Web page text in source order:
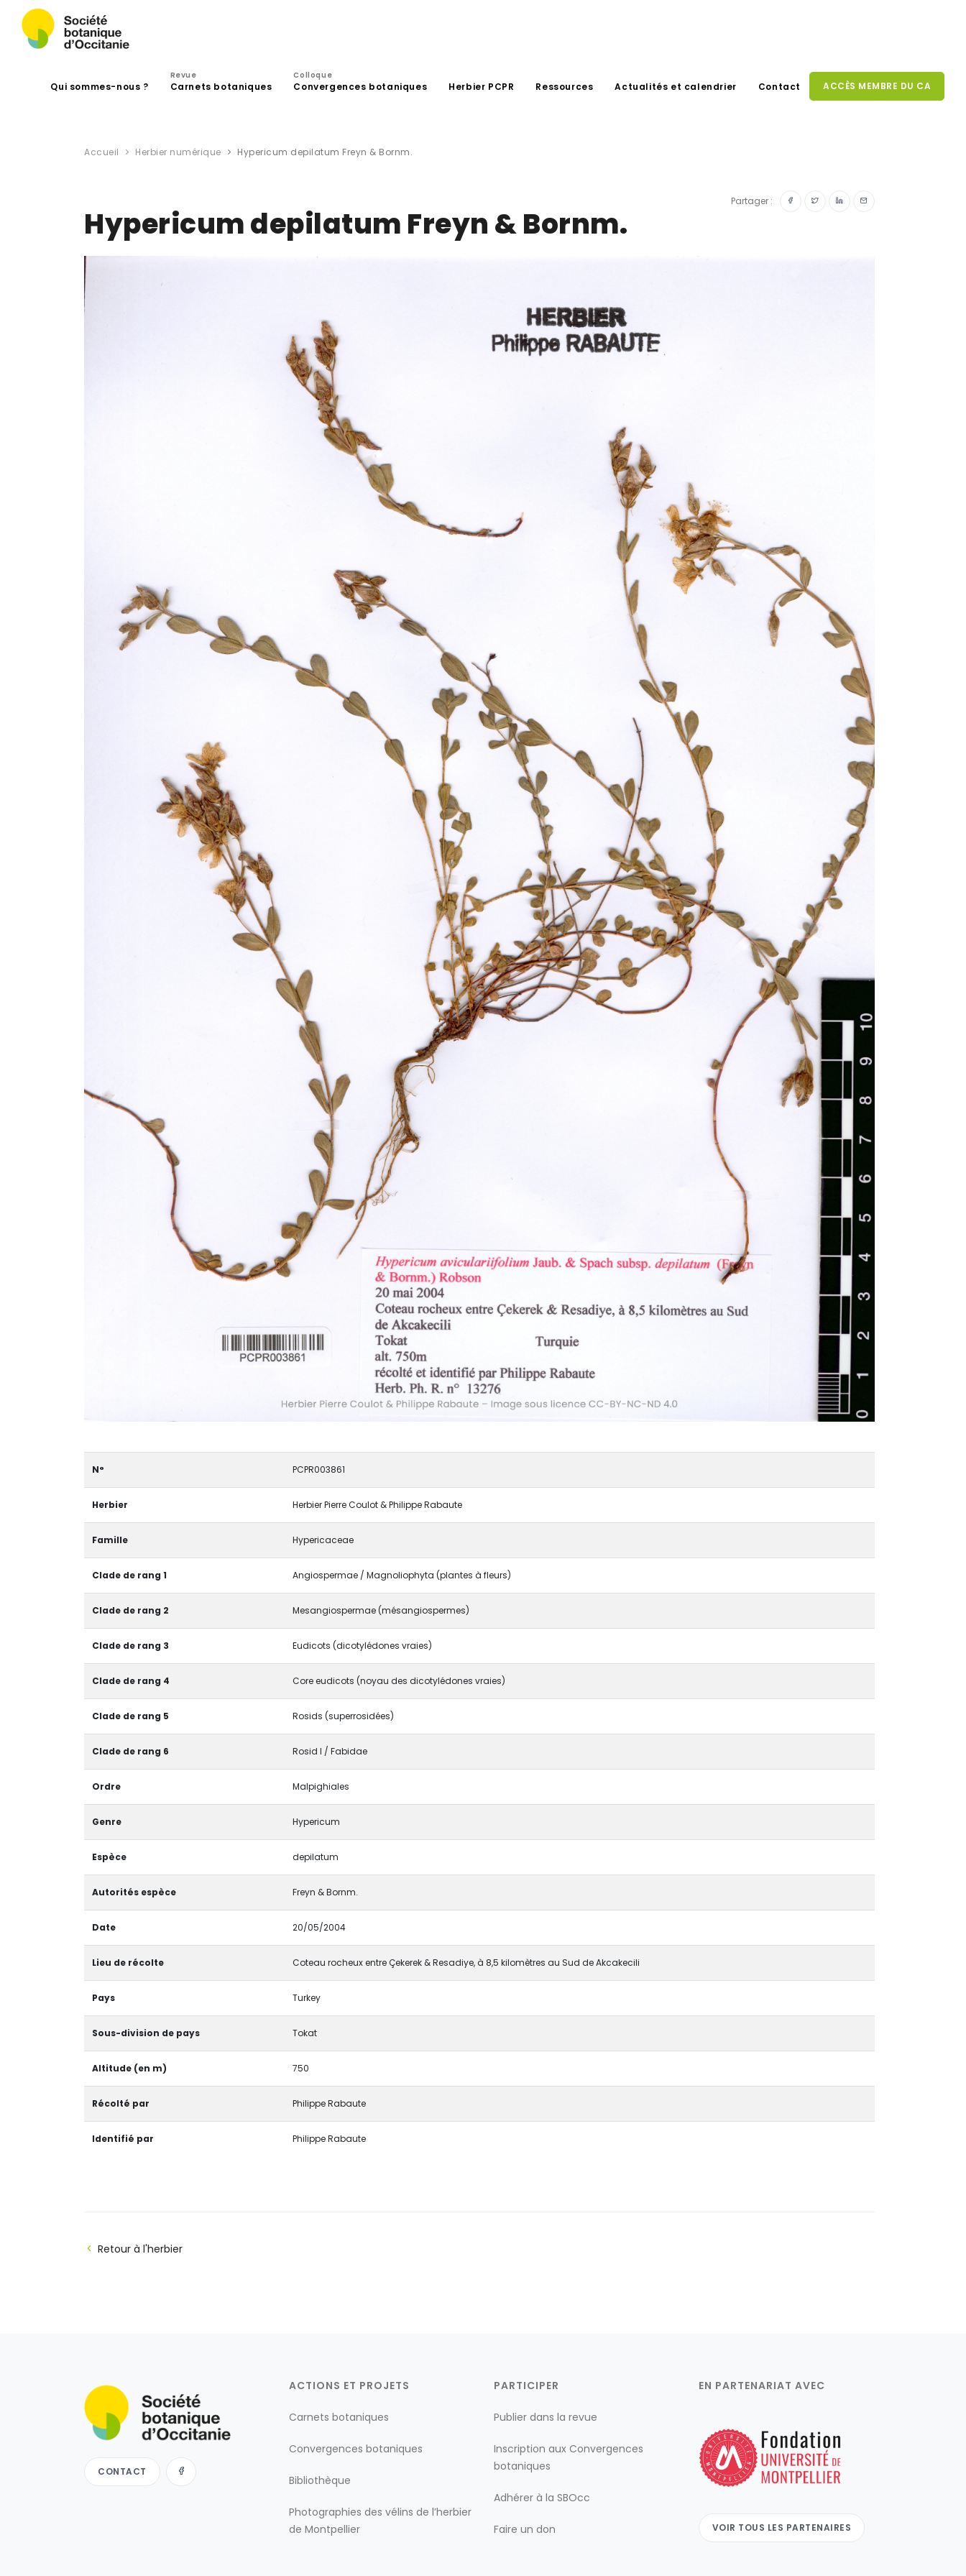
Qui sommes-nous ?
Revue
Carnets botaniques
Colloque
Convergences botaniques Herbier PCPR Ressources Actualités et calendrier Contact ACCÈS MEMBRE DU CA
Accueil Herbier numérique Hypericum depilatum Freyn & Bornm.
Partager :
Hypericum depilatum Freyn & Bornm.
N° PCPR003861
Herbier Herbier Pierre Coulot & Philippe Rabaute
Famille Hypericaceae
Clade de rang 1 Angiospermae / Magnoliophyta (plantes à fleurs)
Clade de rang 2 Mesangiospermae (mésangiospermes)
Clade de rang 3 Eudicots (dicotylédones vraies)
Clade de rang 4 Core eudicots (noyau des dicotylédones vraies)
Clade de rang 5 Rosids (superrosidées)
Clade de rang 6 Rosid I / Fabidae
Ordre Malpighiales
Genre Hypericum
Espèce depilatum
Autorités espèce Freyn & Bornm.
Date 20/05/2004
Lieu de récolte Coteau rocheux entre Çekerek & Resadiye, à 8,5 kilomètres au Sud de Akcakecili
Pays Turkey
Sous-division de pays Tokat
Altitude (en m) 750
Récolté par Philippe Rabaute
Identifié par Philippe Rabaute
Retour à l'herbier
CONTACT
ACTIONS ET PROJETS
Carnets botaniques
Convergences botaniques
Bibliothèque
Photographies des vélins de l’herbier
de Montpellier
PARTICIPER
Publier dans la revue
Inscription aux Convergences
botaniques
Adhérer à la SBOcc
Faire un don
EN PARTENARIAT AVEC
VOIR TOUS LES PARTENAIRES